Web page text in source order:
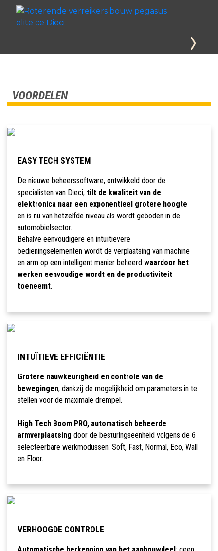
VOORDELEN
EASY TECH SYSTEM
De nieuwe beheerssoftware, ontwikkeld door de
specialisten van Dieci, tilt de kwaliteit van de
elektronica naar een exponentieel grotere hoogte
en is nu van hetzelfde niveau als wordt geboden in de
automobielsector.
Behalve eenvoudigere en intuïtievere
bedieningselementen wordt de verplaatsing van machine
en arm op een intelligent manier beheerd waardoor het
werken eenvoudige wordt en de productiviteit
toeneemt.
INTUÏTIEVE EFFICIËNTIE
Grotere nauwkeurigheid en controle van de
bewegingen, dankzij de mogelijkheid om parameters in te
stellen voor de maximale drempel.
High Tech Boom PRO, automatisch beheerde
armverplaatsing door de besturingseenheid volgens de 6
selecteerbare werkmodussen: Soft, Fast, Normal, Eco, Wall
en Floor.
VERHOOGDE CONTROLE